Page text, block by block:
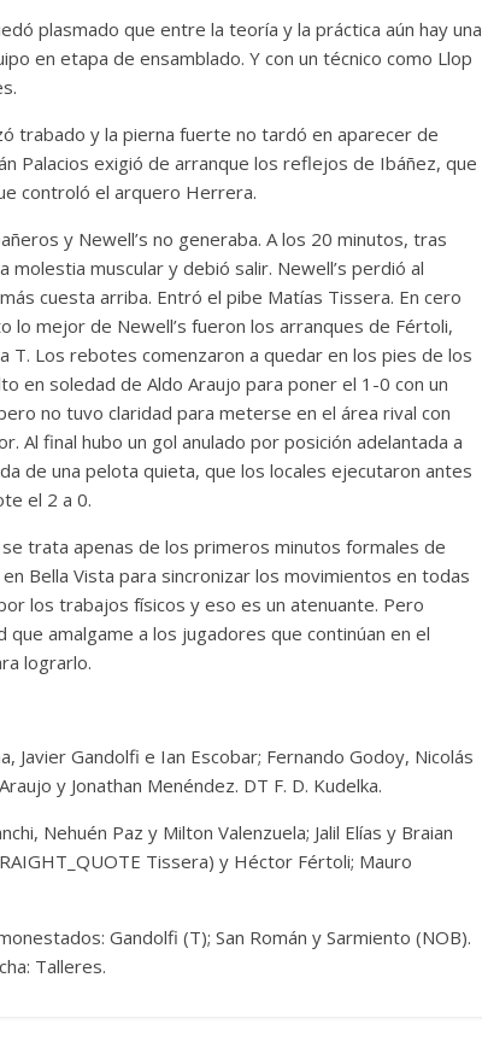
plasmado que entre la teoría y la práctica aún hay una
en etapa de ensamblado. Y con un técnico como Llop
trabado y la pierna fuerte no tardó en aparecer de
Palacios exigió de arranque los reflejos de Ibáñez, que
controló el arquero Herrera.
y Newell’s no generaba. A los 20 minutos, tras
muscular y debió salir. Newell’s perdió al
cuesta arriba. Entró el pibe Matías Tissera. En cero
lo mejor de Newell’s fueron los arranques de Fértoli,
T. Los rebotes comenzaron a quedar en los pies de los
en soledad de Aldo Araujo para poner el 1-0 con un
no tuvo claridad para meterse en el área rival con
Al final hubo un gol anulado por posición adelantada a
de una pelota quieta, que los locales ejecutaron antes
el 2 a 0.
trata apenas de los primeros minutos formales de
Bella Vista para sincronizar los movimientos en todas
los trabajos físicos y eso es un atenuante. Pero
amalgame a los jugadores que continúan en el
lograrlo.
Javier Gandolfi e Ian Escobar; Fernando Godoy, Nicolás
y Jonathan Menéndez. DT F. D. Kudelka.
Nehuén Paz y Milton Valenzuela; Jalil Elías y Braian
Tissera) y Héctor Fértoli; Mauro
Gandolfi (T); San Román y Sarmiento (NOB).
Talleres.